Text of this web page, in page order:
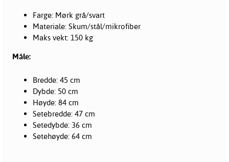
Farge: Mørk grå/svart
Materiale: Skum/stål/mikrofiber
Maks vekt: 150 kg
Måle:
Bredde: 45 cm
Dybde: 50 cm
Høyde: 84 cm
Setebredde: 47 cm
Setedybde: 36 cm
Setehøyde: 64 cm